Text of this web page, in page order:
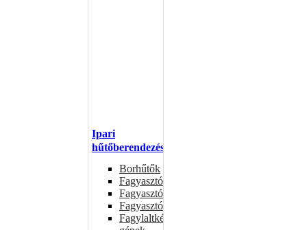
Ipari
hűtőberendezések
Borhűtők
Fagyasztóasztalok
Fagyasztóládák
Fagyasztószekrények
Fagylaltkészítő